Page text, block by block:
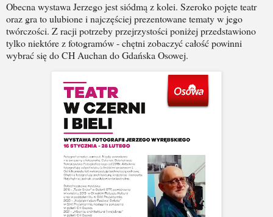
Obecna wystawa Jerzego jest siódmą z kolei. Szeroko pojęte teatr
oraz gra to ulubione i najczęściej prezentowane tematy w jego
twórczości. Z racji potrzeby przejrzystości poniżej przedstawiono
tylko niektóre z fotogramów - chętni zobaczyć całość powinni
wybrać się do CH Auchan do Gdańska Osowej.